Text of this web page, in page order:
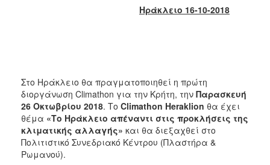
2013
2012
2011
2010
2006
Ηράκλειο 16-10-2018
Στο Ηράκλειο θα πραγματοποιηθεί η πρώτη
διοργάνωση Climathon για την Κρήτη, την Παρασκευή
26 Οκτωβρίου 2018. Το Climathon Heraklion θα έχει
θέμα «Το Ηράκλειο απέναντι στις προκλήσεις της
κλιματικής αλλαγής» και θα διεξαχθεί στο
Πολιτιστικό Συνεδριακό Κέντρου (Πλαστήρα &
Ρωμανού).